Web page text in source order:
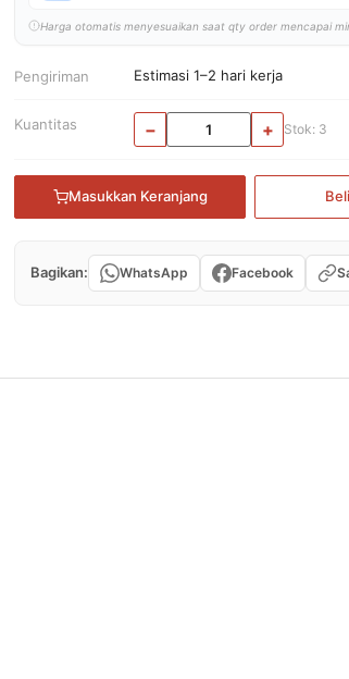
Harga otomatis menyesuaikan saat qty order mencapai
Pengiriman Estimasi 1–2 hari kerja
Kuantitas − + Stok: 3
Masukkan Keranjang
Bagikan: WhatsApp Facebook